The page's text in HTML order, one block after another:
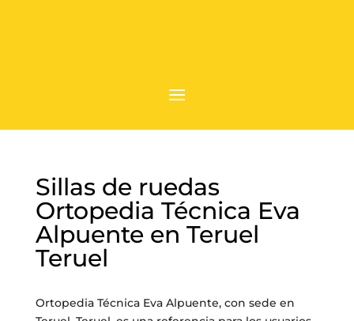
Sillas de ruedas
Ortopedia Técnica Eva
Alpuente en Teruel
Teruel
Ortopedia Técnica Eva Alpuente, con sede en